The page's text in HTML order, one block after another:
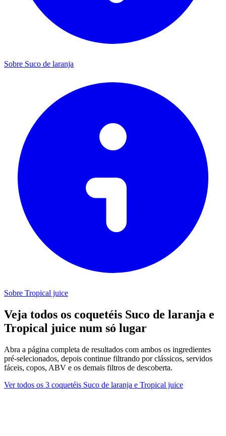
Sobre Suco de laranja
Sobre Tropical juice
Veja todos os coquetéis Suco de laranja e
Tropical juice num só lugar
Abra a página completa de resultados com ambos os ingredientes
pré-selecionados, depois continue filtrando por clássicos, servidos
fáceis, copos, ABV e os demais filtros de descoberta.
Ver todos os 3 coquetéis Suco de laranja e Tropical juice